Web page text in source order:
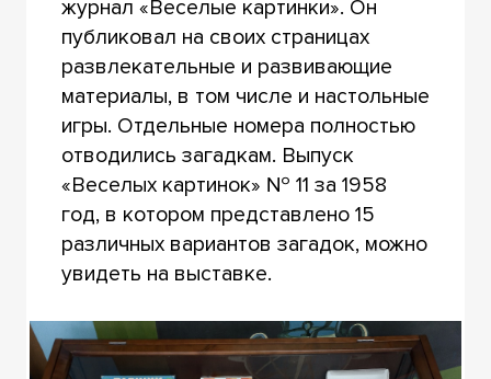
журнал «Веселые картинки». Он
публиковал на своих страницах
развлекательные и развивающие
материалы, в том числе и настольные
игры. Отдельные номера полностью
отводились загадкам. Выпуск
«Веселых картинок» № 11 за 1958
год, в котором представлено 15
различных вариантов загадок, можно
увидеть на выставке.